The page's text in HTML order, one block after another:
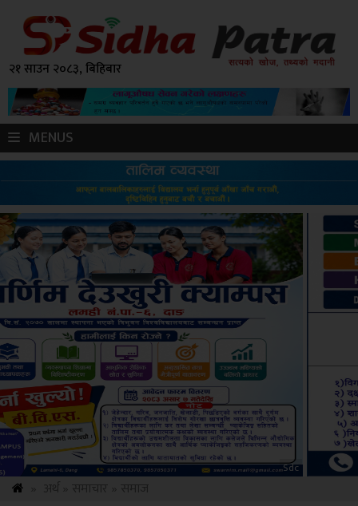
२१ साउन २०८३, बिहिबार
MENUS
Amb